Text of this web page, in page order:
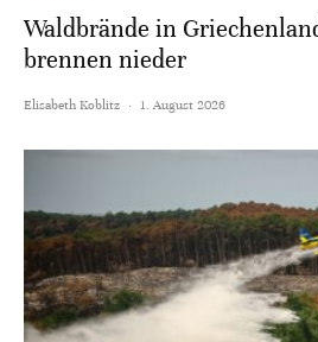
Waldbrände in
brennen nieder
Elisabeth Koblitz · 1. August 2026